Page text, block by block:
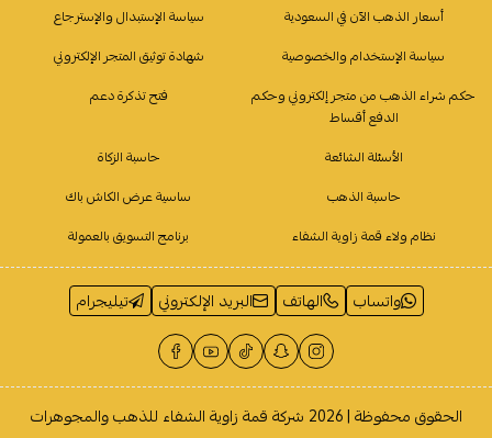
أسعار الذهب الآن في السعودية
سياسة الإستبدال والإسترجاع
سياسة الإستخدام والخصوصية
شهادة توثيق المتجر الإلكتروني
حكم شراء الذهب من متجر إلكتروني وحكم
الدفع أقساط
فتح تذكرة دعم
الأسئلة الشائعة
حاسبة الزكاة
حاسبة الذهب
ساسية عرض الكاش باك
نظام ولاء قمة زاوية الشفاء
برنامج التسويق بالعمولة
واتساب الهاتف البريد الإلكتروني تيليجرام
الحقوق محفوظة | 2026 شركة قمة زاوية الشفاء للذهب والمجوهرات